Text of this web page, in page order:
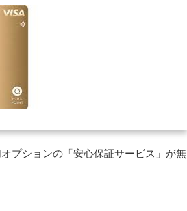
プションの「安心保証サービス」が無